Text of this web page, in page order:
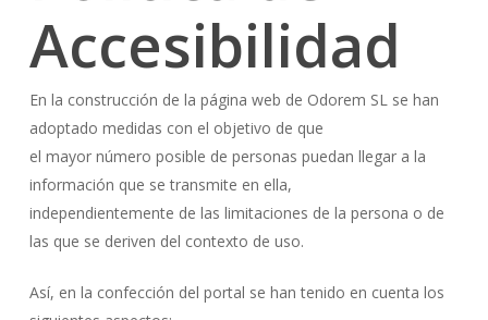
Accesibilidad
En la construcción de la página web de Odorem SL se han
adoptado medidas con el objetivo de que
el mayor número posible de personas puedan llegar a la
información que se transmite en ella,
independientemente de las limitaciones de la persona o de
las que se deriven del contexto de uso.
Así, en la confección del portal se han tenido en cuenta los